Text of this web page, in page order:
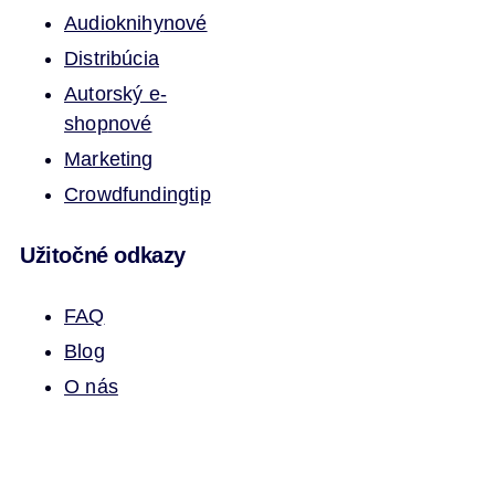
Audioknihynové
Distribúcia
Autorský e-
shopnové
Marketing
Crowdfundingtip
Užitočné odkazy
FAQ
Blog
O nás